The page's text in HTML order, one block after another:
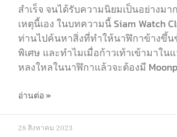
สำเร็จ จนได้รับความนิยมเป็นอย่างม
เหตุนี้เอง ในบทความนี้ Siam Watch
ท่านไปค้นหาสิ่งที่ทำให้นาฬิกาข้างขึ้น
พิเศษ และทำไมเมื่อก้าวเท้าเข้ามาใน
หลงใหลในนาฬิกาแล้วจะต้องมี
อ่านต่อ »
28 สิงหาคม 2023